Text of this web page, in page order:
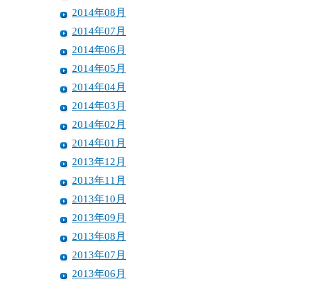
2014年08月
2014年07月
2014年06月
2014年05月
2014年04月
2014年03月
2014年02月
2014年01月
2013年12月
2013年11月
2013年10月
2013年09月
2013年08月
2013年07月
2013年06月